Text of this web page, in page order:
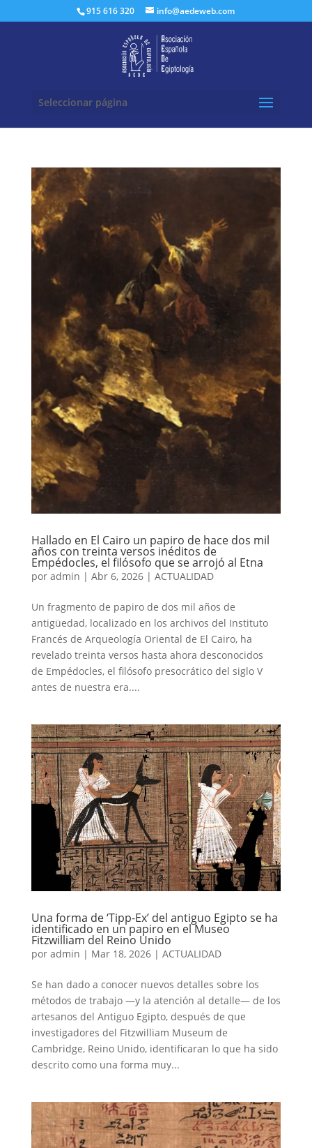
915 616 320 info@aedeweb.com
Seleccionar página
Hallado en El Cairo un papiro de hace dos mil
años con treinta versos inéditos de
Empédocles, el filósofo que se arrojó al Etna
por admin | Abr 6, 2026| ACTUALIDAD
Un fragmento de papiro de dos mil años de
antigüedad, localizado en los archivos del Instituto
Francés de Arqueología Oriental de El Cairo, ha
revelado treinta versos hasta ahora desconocidos
de Empédocles, el filósofo presocrático del siglo V
antes de nuestra era....
Una forma de ‘Tipp-Ex’ del antiguo Egipto se ha
identificado en un papiro en el Museo
Fitzwilliam del Reino Unido
por admin | Mar 18, 2026| ACTUALIDAD
Se han dado a conocer nuevos detalles sobre los
métodos de trabajo —y la atención al detalle— de los
artesanos del Antiguo Egipto, después de que
investigadores del Fitzwilliam Museum de
Cambridge, Reino Unido, identificaran lo que ha sido
descrito como una forma muy...